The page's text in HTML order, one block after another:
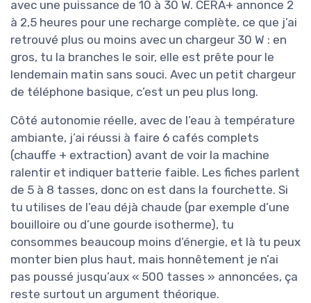
avec une puissance de 10 à 30 W. CERA+ annonce 2
à 2,5 heures pour une recharge complète, ce que j’ai
retrouvé plus ou moins avec un chargeur 30 W : en
gros, tu la branches le soir, elle est prête pour le
lendemain matin sans souci. Avec un petit chargeur
de téléphone basique, c’est un peu plus long.
Côté autonomie réelle, avec de l’eau à température
ambiante, j’ai réussi à faire 6 cafés complets
(chauffe + extraction) avant de voir la machine
ralentir et indiquer batterie faible. Les fiches parlent
de 5 à 8 tasses, donc on est dans la fourchette. Si
tu utilises de l’eau déjà chaude (par exemple d’une
bouilloire ou d’une gourde isotherme), tu
consommes beaucoup moins d’énergie, et là tu peux
monter bien plus haut, mais honnêtement je n’ai
pas poussé jusqu’aux « 500 tasses » annoncées, ça
reste surtout un argument théorique.